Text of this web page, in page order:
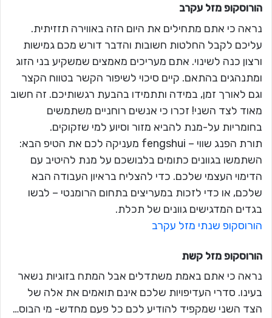
הורוסקופ מזל עקרב
נראה כי אתם מתחילים את היום הזה באווירה תזזיתית.
עליכם לקבל החלטות חשובות והדבר דורש מכם גמישות
ורצון כנה לשינוי. אתם מעריכים מאמצים שמשקיע בני הזוג
ומתנהגים בהתאם. קיים סיכוי לשיפור הקשר בטווח הקצר
וגם לאורך זמן, במידה ותתמידו בהבעת רגשותיכם. זה חשוב
מאוד לצד השני! זכרו כי אנשים רוחניים משתמשים
בחומריות על-מנת להביא מזור וסיוע למי שזקוקים.
תורת הפנג שווי – fengshui מעניקה לכם את הטיפ הבא:
השתמשו בגוונים כתומים בלבושכם על מנת להיטיב עם
הדימוי העצמי שלכם. כדי להצליח בראיון העבודה הבא
שלכם, או כדי לזכות במעריצים בתחום הרומנטי – לבשו
בגדים המדגישים גוונים של תכלת.
הורוסקופ שנתי מזל עקרב
הורוסקופ מזל קשת
נראה כי אתם באמת משתדלים אבל המתח בזוגיות נשאר
בעינו. סדרי העדיפויות שלכם אינם תואמים את אלה של
הצד השני שמקפיד להודיע לכם כל פעם מחדש- מי הבוס…